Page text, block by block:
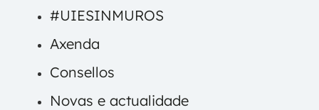
#UIESINMUROS
Axenda
Consellos
Novas e actualidade